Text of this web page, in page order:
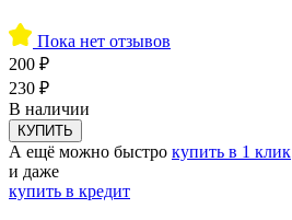
Пока нет отзывов
200 ₽
230 ₽
В наличии
КУПИТЬ
А ещё можно быстро купить в 1 клик
и даже
купить в кредит